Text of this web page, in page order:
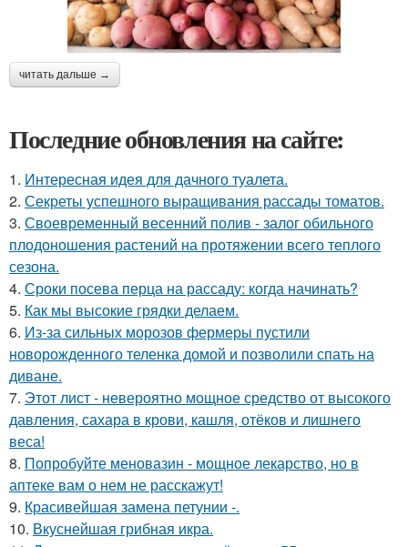
читать дальше →
Последние обновления на сайте:
1. Интересная идея для дачного туалета.
2. Секреты успешного выращивания рассады томатов.
3. Своевременный весенний полив - залог обильного
плодоношения растений на протяжении всего теплого
сезона.
4. Сроки посева перца на рассаду: когда начинать?
5. Как мы высокие грядки делаем.
6. Из-за сильных морозов фермеры пустили
новорожденного теленка домой и позволили спать на
диване.
7. Этот лист - невероятно мощное средство от высокого
давления, сахара в крови, кашля, отёков и лишнего
веса!
8. Попробуйте меновазин - мощное лекарство, но в
аптеке вам о нем не расскажут!
9. Красивейшая замена петунии -.
10. Вкуснейшая грибная икра.